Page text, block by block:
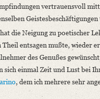
Landesbibliothek - Staats-
Doppelbl., hs. m. U.
vertrauensvoll
die Neigung zu poetischer
entsagen mußte, wieder
des Genußes
einmal Zeit und Lust bei
, dem ich mehrere sehr